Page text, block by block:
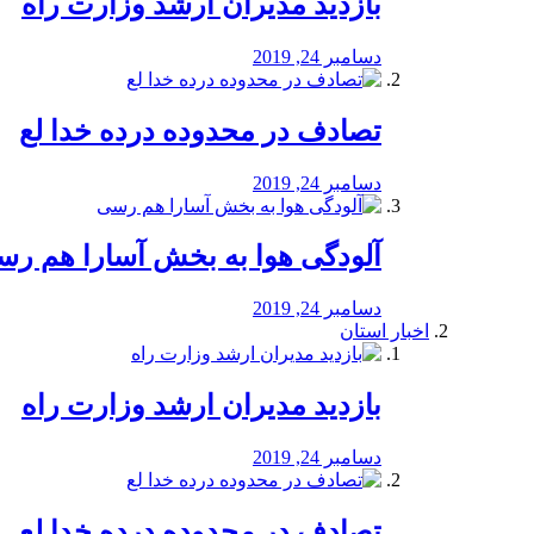
دسامبر 24, 2019
تصادف در محدوده درده خدا لع
دسامبر 24, 2019
آلودگی هوا به بخش آسارا هم
دسامبر 24, 2019
اخبار استان
بازدید مدیران ارشد وزارت راه
دسامبر 24, 2019